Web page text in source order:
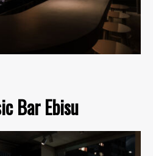
Bar Ebisu